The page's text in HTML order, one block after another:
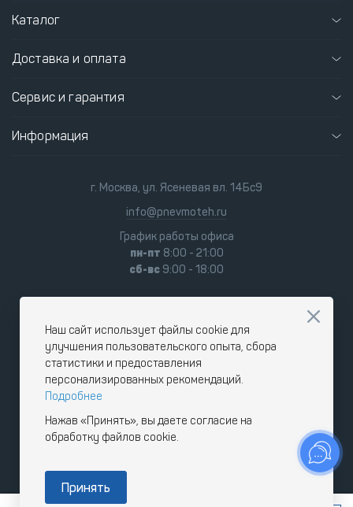
Каталог
Доставка и оплата
Сервис и гарантия
Информация
г. Москва, ул. Ясеневая вл. 14Бс9
info@pnevmoteh.ru
График работы офиса
пн-пт 8:00 - 21:00
сб-вс 9:00 - 18:00
Наш сайт использует файлы cookie для
улучшения пользовательского опыта, сбора
статистики и предоставления
персонализированных рекомендаций.
Подробнее
Нажав «Принять», вы даете согласие на
обработку файлов cookie.
Принять